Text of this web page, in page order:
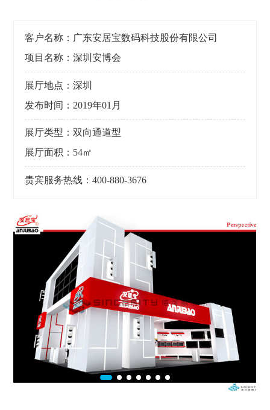
客户名称：广东安居宝数码科技股份有限公司
项目名称：深圳安博会
展厅地点：深圳
发布时间：2019年01月
展厅类型：双向通道型
展厅面积：54㎡
贵宾服务热线：400-880-3676